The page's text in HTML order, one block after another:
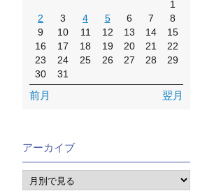
1
2
3 4 5 6 7
8
9
10 11 12 13 14
15
16
17 18 19 20 21
22
23
24 25 26 27 28
29
30
31
前月 翌月
アーカイブ